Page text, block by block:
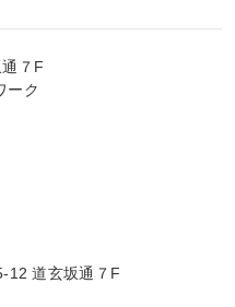
７F
ーク
12 道玄坂通７F